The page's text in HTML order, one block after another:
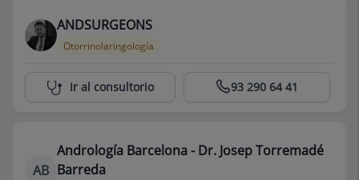
ANDSURGEONS
Otorrinolaringología
Centro Médico Teknon 93 290 64 41
Ir al consultorio
AB
Andrología Barcelona - Dr. Josep Torremadé
Barreda